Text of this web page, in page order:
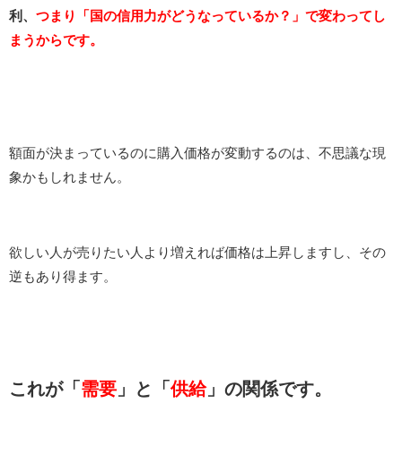
利、 つまり「国の信用力がどうなっているか？」で変わってし
まうからです。
額面が決まっているのに購入価格が変動するのは、不思議な現
象かもしれません。
欲しい人が売りたい人より増えれば価格は上昇しますし、その
逆もあり得ます。
これが「 需要 」と「 供給」の関係です。